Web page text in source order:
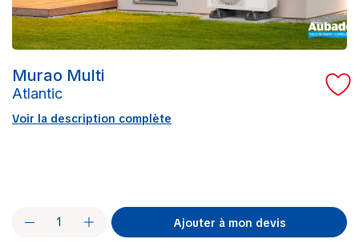
Murao Multi
Atlantic
Voir la description complète
Ajouter à mon devis